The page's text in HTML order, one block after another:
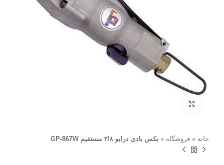
خانه » فروشگاه » بکس بادی درایو ۳/۸ مستقیم GP-867W